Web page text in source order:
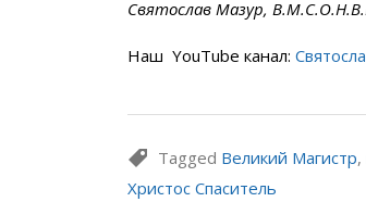
Святослав Мазур,
Наш YouTube канал:
Tagged Великий Магистр,
Христос Спаситель